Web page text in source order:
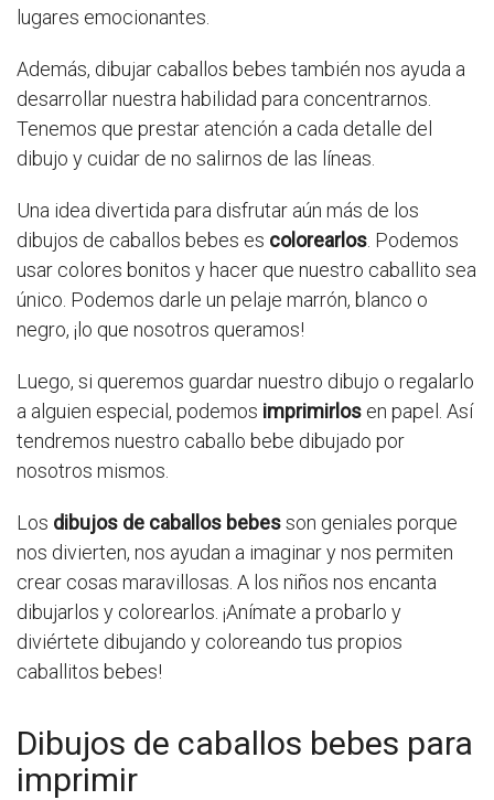
lugares emocionantes.
Además, dibujar caballos bebes también nos ayuda a
desarrollar nuestra habilidad para concentrarnos.
Tenemos que prestar atención a cada detalle del
dibujo y cuidar de no salirnos de las líneas.
Una idea divertida para disfrutar aún más de los
dibujos de caballos bebes es colorearlos . Podemos
usar colores bonitos y hacer que nuestro caballito sea
único. Podemos darle un pelaje marrón, blanco o
negro, ¡lo que nosotros queramos!
Luego, si queremos guardar nuestro dibujo o regalarlo
a alguien especial, podemos imprimirlos en papel. Así
tendremos nuestro caballo bebe dibujado por
nosotros mismos.
Los dibujos de caballos bebesson geniales porque
nos divierten, nos ayudan a imaginar y nos permiten
crear cosas maravillosas. A los niños nos encanta
dibujarlos y colorearlos. ¡Anímate a probarlo y
diviértete dibujando y coloreando tus propios
caballitos bebes!
Dibujos de caballos bebes para
imprimir